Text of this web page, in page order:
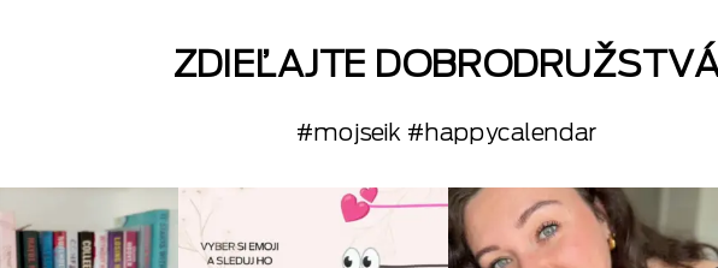
ZDIEĽAJTE
#mojseik #happycalendar